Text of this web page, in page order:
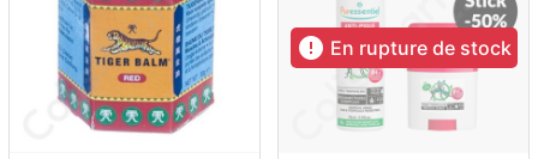
 En rupture de stock